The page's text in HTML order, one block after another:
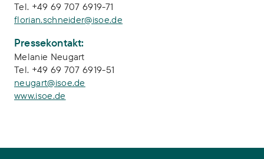
Tel. +49 69 707 6919-71
florian.schneider@isoe.de
Pressekontakt:
Melanie Neugart
Tel. +49 69 707 6919-51
neugart@isoe.de
www.isoe.de